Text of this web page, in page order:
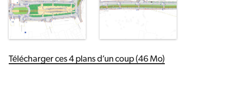
Télécharger ces 4 plans d’un coup (46 Mo)